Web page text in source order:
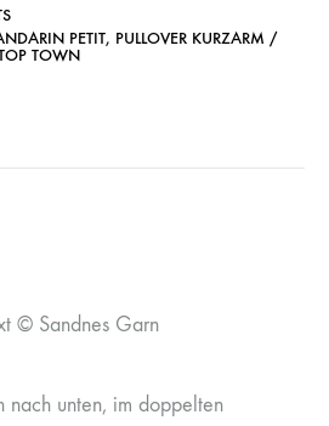
PETIT, PULLOVER KURZARM /
TOWN
© Sandnes Garn
nach unten, im doppelten